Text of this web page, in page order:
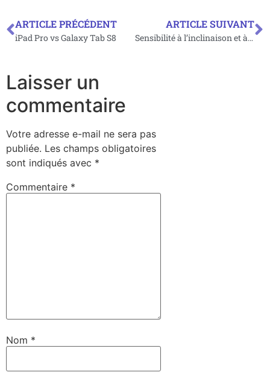
ARTICLE PRÉCÉDENT
iPad Pro vs Galaxy Tab S8
ARTICLE SUIVANT
Sensibilité à l’inclinaison et à la rotation d stylet : en avez-vous vraiment besoin ?
Laisser un
commentaire
Votre adresse e-mail ne sera pas
publiée. Les champs obligatoires
sont indiqués avec *
Commentaire *
Nom *